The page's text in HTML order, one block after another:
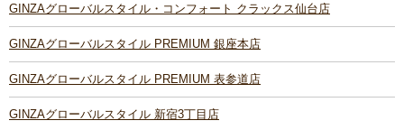
GINZAグローバルスタイル・コンフォート クラックス仙台店
GINZAグローバルスタイル PREMIUM 銀座本店
GINZAグローバルスタイル PREMIUM 表参道店
GINZAグローバルスタイル 新宿3丁目店